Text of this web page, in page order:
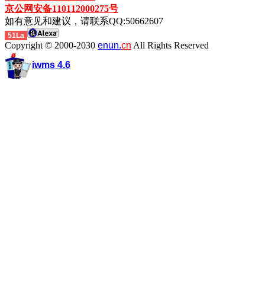
京公网安备110112000275号
如有意见和建议，请联系QQ:50662607
51La
Copyright © 2000-2030 enun.cn All Rights Reserved
iwms 4.6